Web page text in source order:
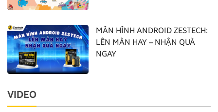
MÀN HÌNH ANDROID ZESTECH:
LÊN MÀN HAY – NHẬN QUÀ
NGAY
VIDEO